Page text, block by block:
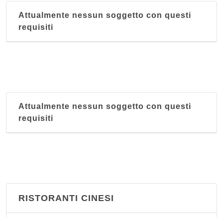
piazza della Repubblica 24, Torino
Attualmente nessun soggetto con questi
requisiti
Attualmente nessun soggetto con questi
requisiti
RISTORANTI CINESI